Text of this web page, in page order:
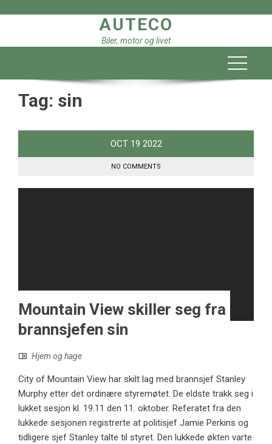
AUTECO
Biler, motor og livet
Tag: sin
OCT 19 2022
NO COMMENTS
Mountain View skiller seg fra
brannsjefen sin
Hjem og hage
City of Mountain View har skilt lag med brannsjef Stanley
Murphy etter det ordinære styremøtet. De eldste trakk seg i
lukket sesjon kl. 19.11 den 11. oktober. Referatet fra den
lukkede sesjonen registrerte at politisjef Jamie Perkins og
tidligere sjef Stanley talte til styret. Den lukkede økten varte